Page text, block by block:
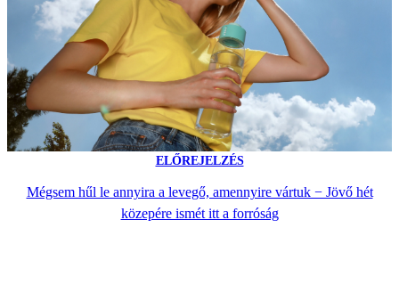
ELŐREJELZÉS
Mégsem hűl le annyira a levegő, amennyire vártuk − Jövő hét
közepére ismét itt a forróság